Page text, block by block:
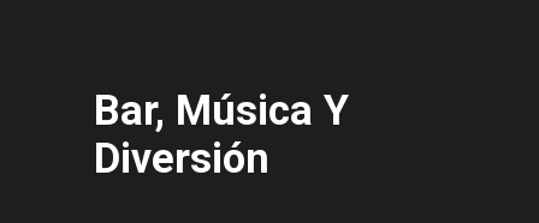
Bar, Música Y
Diversión